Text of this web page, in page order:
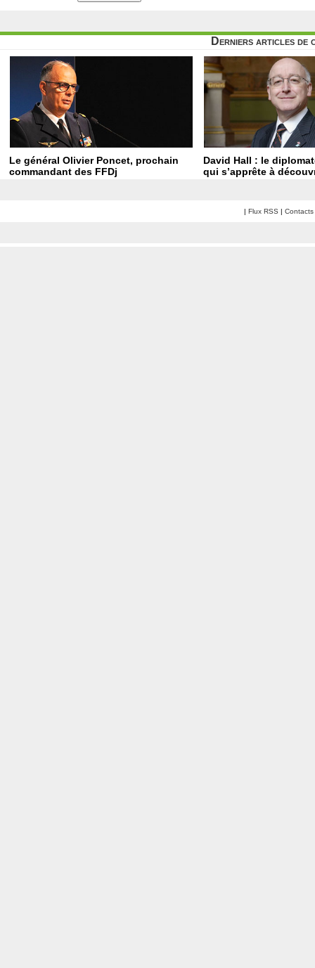
Derniers articles de
Le général Olivier Poncet, prochain
commandant des FFDj
David Hall : le
qui s’apprête à
| Flux RSS | Contacts